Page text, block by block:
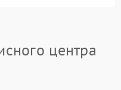
центра